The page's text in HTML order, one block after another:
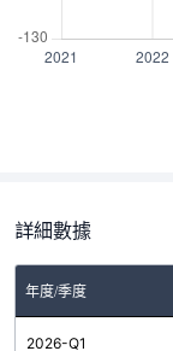
詳細數據
年度/季度
2026-Q1